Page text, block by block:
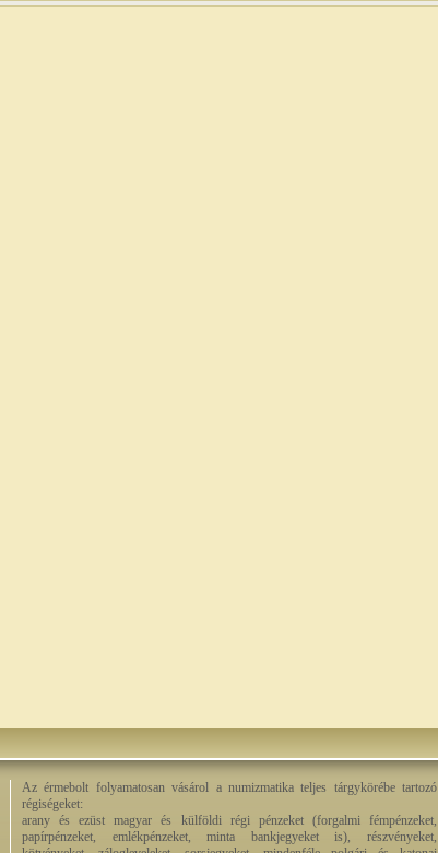
Az érmebolt folyamatosan vásárol a numizmatika teljes tárgykörébe tartozó
régiségeket:
arany és ezüst magyar és külföldi régi pénzeket (forgalmi fémpénzeket,
papírpénzeket, emlékpénzeket, minta bankjegyeket is), részvényeket,